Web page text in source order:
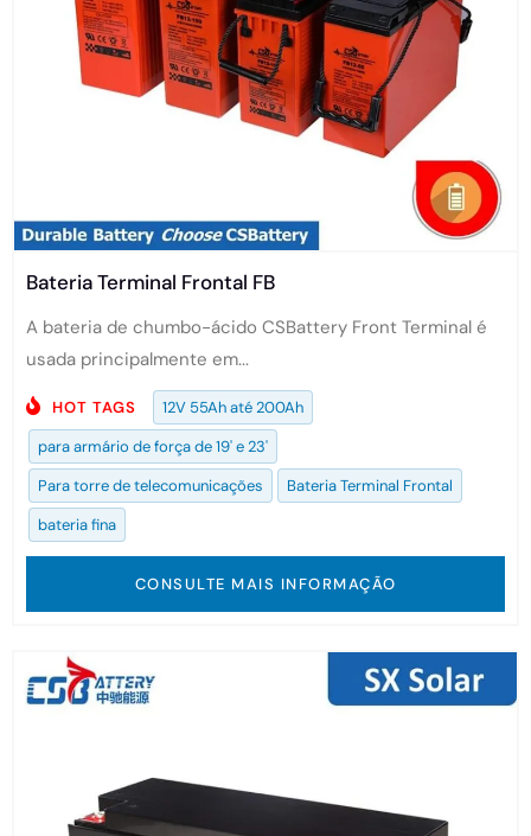
Bateria Terminal Frontal FB
A bateria de chumbo-ácido CSBattery Front Terminal é
usada principalmente em...
HOT TAGS
12V 55Ah até 200Ah
para armário de força de 19' e 23'
Para torre de telecomunicações
Bateria Terminal Frontal
bateria fina
CONSULTE MAIS INFORMAÇÃO